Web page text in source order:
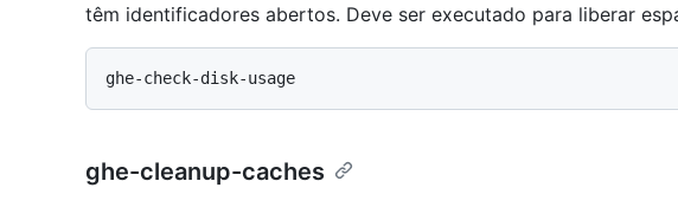
têm identificadores abertos. Deve ser executado para liberar
ghe-cleanup-caches